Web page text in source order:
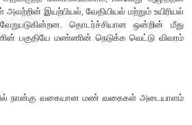
fire break):தாவரங்களிடையே
ஆகியவை தீத்தடுப்பிற்கு
இது குறுக்கு வளர்ச்சியின்
புறணி, ஃபுளோயம் திசுக்களான